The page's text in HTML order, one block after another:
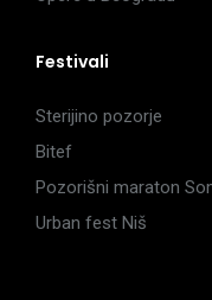
Festivali
Sterijino pozorje
Bitef
Pozorišni maraton
Urban fest Niš